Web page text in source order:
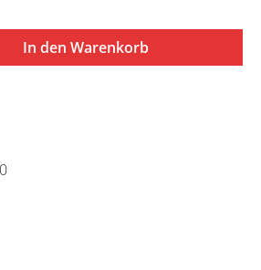
gewünschten Wert ein
In den Warenkorb